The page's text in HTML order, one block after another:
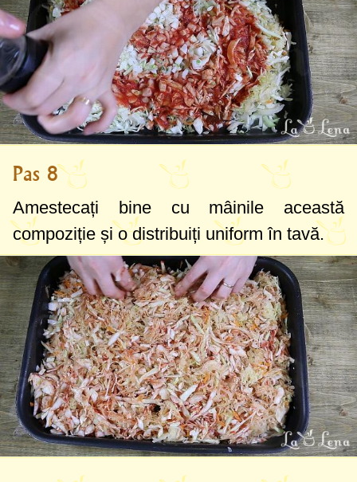
Pas 8
Amestecați bine cu mâinile această
compoziție și o distribuiți uniform în tavă.